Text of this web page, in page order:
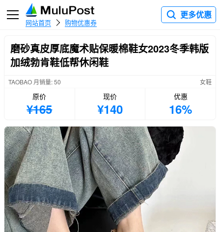
网站首页 购物优惠券
更多优惠
磨砂真皮厚底魔术贴保暖棉鞋女2023冬季韩版
加绒勃肯鞋低帮休闲鞋
TAOBAO 月销量: 50 女鞋
原价
¥165
现价
¥140
优惠
16%